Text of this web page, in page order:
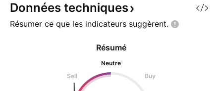
Données techniques
Résumer ce que les indicateurs suggèrent.
Résumé
Neutre
Sell
Buy